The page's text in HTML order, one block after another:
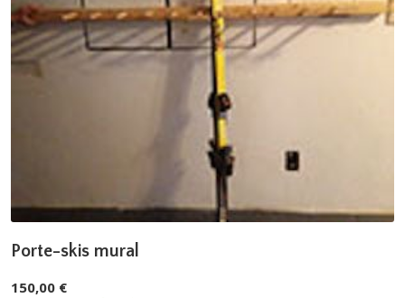
Porte-skis mural
150,00 €